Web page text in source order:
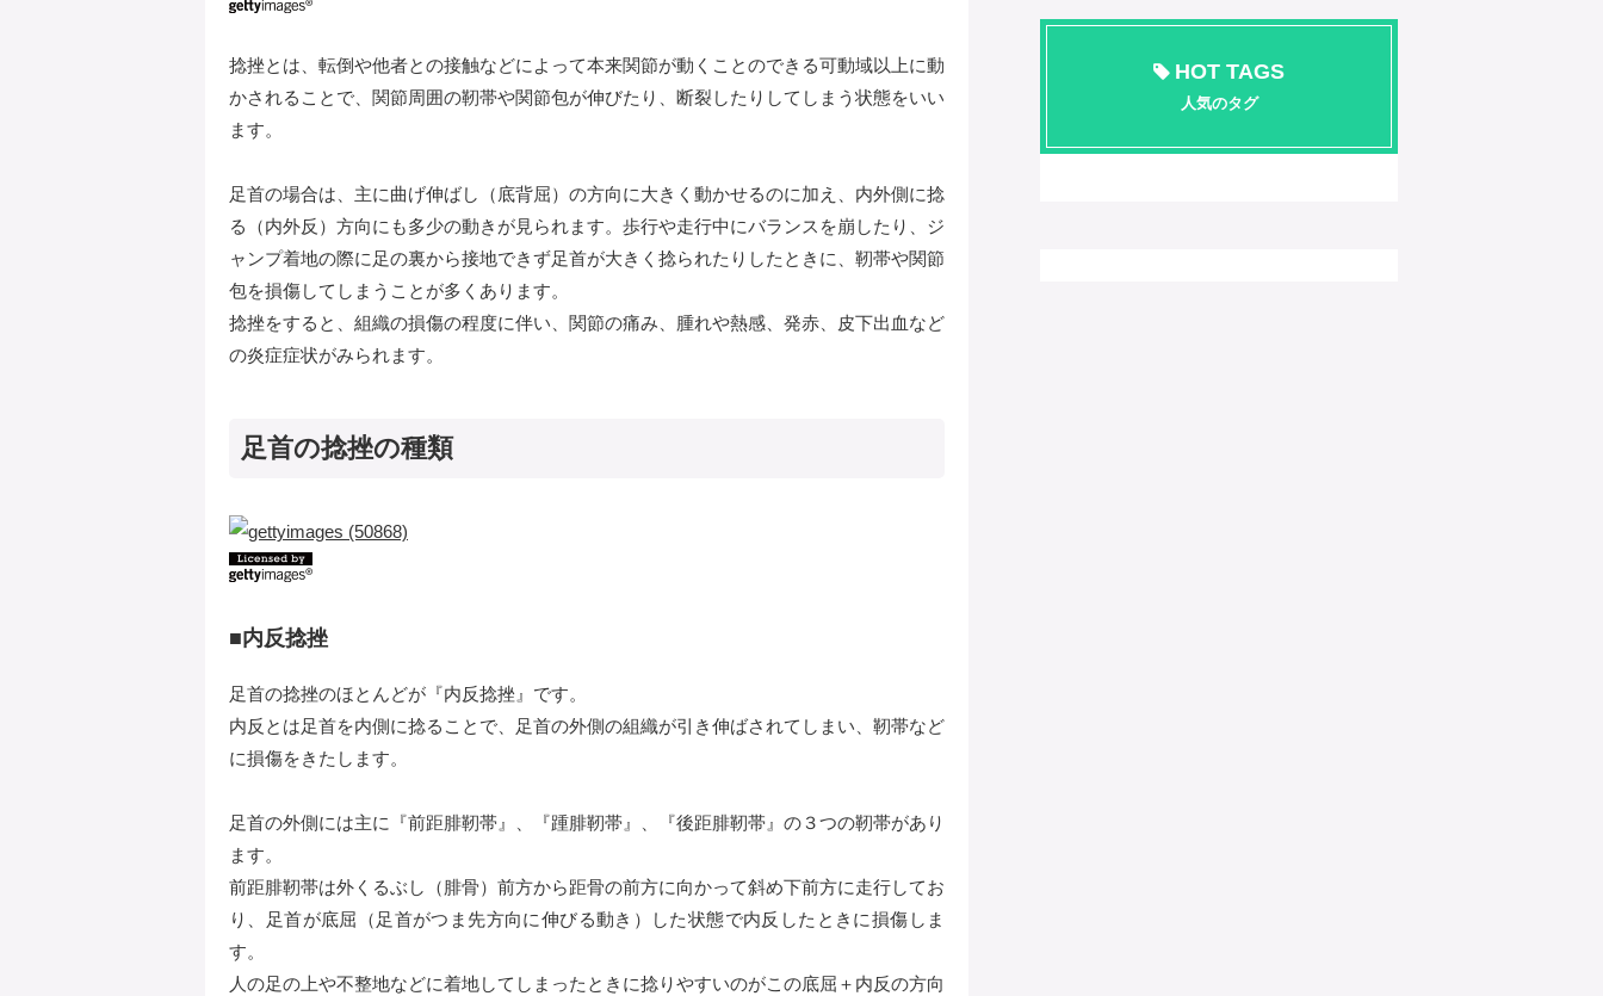
捻挫とは、転倒や他者との接触などによって本来関節が動くことのできる可動域以上に動
かされることで、関節周囲の靭帯や関節包が伸びたり、断裂したりしてしまう状態をいい
ます。
足首の場合は、主に曲げ伸ばし（底背屈）の方向に大きく動かせるのに加え、内外側に捻
る（内外反）方向にも多少の動きが見られます。歩行や走行中にバランスを崩したり、ジ
ャンプ着地の際に足の裏から接地できず足首が大きく捻られたりしたときに、靭帯や関節
包を損傷してしまうことが多くあります。
捻挫をすると、組織の損傷の程度に伴い、関節の痛み、腫れや熱感、発赤、皮下出血など
の炎症症状がみられます。
足首の捻挫の種類
■内反捻挫
足首の捻挫のほとんどが『内反捻挫』です。
内反とは足首を内側に捻ることで、足首の外側の組織が引き伸ばされてしまい、靭帯など
に損傷をきたします。
足首の外側には主に『前距腓靭帯』、『踵腓靭帯』、『後距腓靭帯』の３つの靭帯があり
ます。
前距腓靭帯は外くるぶし（腓骨）前方から距骨の前方に向かって斜め下前方に走行してお
り、足首が底屈（足首がつま先方向に伸びる動き）した状態で内反したときに損傷しま
す。
人の足の上や不整地などに着地してしまったときに捻りやすいのがこの底屈＋内反の方向
HOT TAGS
人気のタグ